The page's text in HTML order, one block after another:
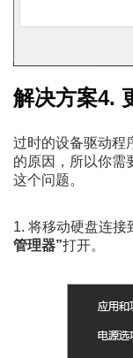
解决方案4.
过时的设备驱动程
的原因，所以你需
这个问题。
1. 将移动硬盘连接
管理器”打开。